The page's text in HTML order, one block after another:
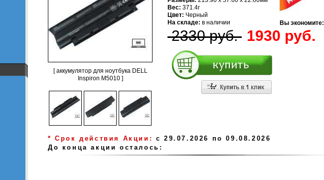
[ аккумулятор для ноутбука DELL
Inspiron M5010 ]
Вес: 371.4г
Цвет: Черный
На складе: в наличии
2330 руб. 1930 руб.
Вы экономите:
* Срок действия Акции:
с 29.07.2026 по 09.08.2026
До конца акции осталось: